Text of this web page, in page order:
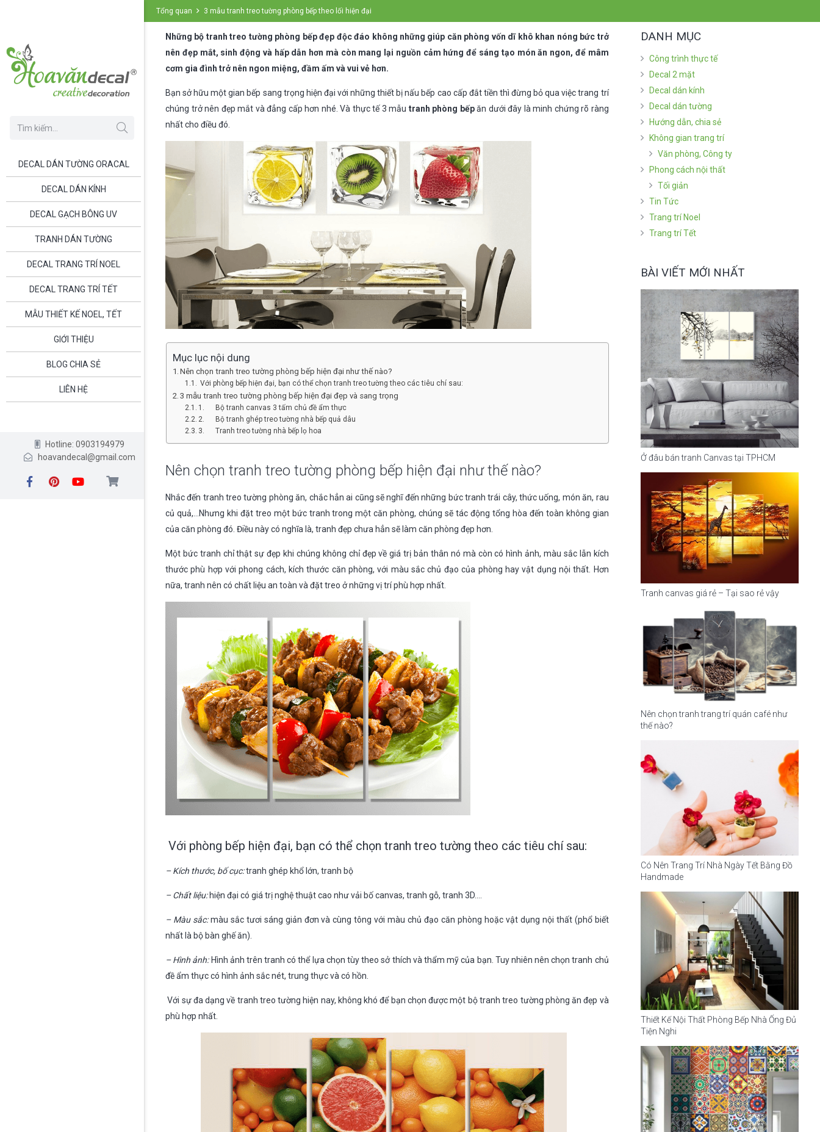
DECAL DÁN TƯỜNG ORACAL
DECAL DÁN KÍNH
DECAL GẠCH BÔNG UV
TRANH DÁN TƯỜNG
DECAL TRANG TRÍ NOEL
DECAL TRANG TRÍ TẾT
MẪU THIẾT KẾ NOEL, TẾT
GIỚI THIỆU
BLOG CHIA SẺ
LIÊN HỆ
Hotline: 0903194979
hoavandecal@gmail.com
Tổng quan 3 mẫu tranh treo tường phòng bếp theo lối hiện đại
Những bộ tranh treo tường phòng bếp đẹp độc đáo không những giúp căn phòng vốn dĩ khô khan nóng bức trở
nên đẹp mắt, sinh động và hấp dẫn hơn mà còn mang lại nguồn cảm hứng để sáng tạo món ăn ngon, để mâm
cơm gia đình trở nên ngon miệng, đầm ấm và vui vẻ hơn.
Bạn sở hữu một gian bếp sang trọng hiện đại với những thiết bị nấu bếp cao cấp đắt tiền thì đừng bỏ qua việc trang trí
chúng trở nên đẹp mắt và đẳng cấp hơn nhé. Và thực tế 3 mẫu tranh phòng bếpăn dưới đây là minh chứng rõ ràng
nhất cho điều đó.
Mục lục nội dung
Nên chọn tranh treo tường phòng bếp hiện đại như thế nào?
Với phòng bếp hiện đại, bạn có thể chọn tranh treo tường theo các tiêu chí sau:
3 mẫu tranh treo tường phòng bếp hiện đại đẹp và sang trọng
1. Bộ tranh canvas 3 tấm chủ đề ẩm thực
2. Bộ tranh ghép treo tường nhà bếp quả dâu
3. Tranh treo tường nhà bếp lọ hoa
Nên chọn tranh treo tường phòng bếp hiện đại như thế nào?
Nhắc đến tranh treo tường phòng ăn, chắc hẳn ai cũng sẽ nghĩ đến những bức tranh trái cây, thức uống, món ăn, rau
củ quả,…Nhưng khi đặt treo một bức tranh trong một căn phòng, chúng sẽ tác động tổng hòa đến toàn không gian
của căn phòng đó. Điều này có nghĩa là, tranh đẹp chưa hẳn sẽ làm căn phòng đẹp hơn.
Một bức tranh chỉ thật sự đẹp khi chúng không chỉ đẹp về giá trị bản thân nó mà còn có hình ảnh, màu sắc lẫn kích
thước phù hợp với phong cách, kích thước căn phòng, với màu sắc chủ đạo của phòng hay vật dụng nội thất. Hơn
nữa, tranh nên có chất liệu an toàn và đặt treo ở những vị trí phù hợp nhất.
Với phòng bếp hiện đại, bạn có thể chọn tranh treo tường theo các tiêu chí sau:
– Kích thước, bố cục:tranh ghép khổ lớn, tranh bộ
– Chất liệu: hiện đại có giá trị nghệ thuật cao như vải bố canvas, tranh gỗ, tranh 3D….
– Màu sắc:màu sắc tươi sáng giản đơn và cùng tông với màu chủ đạo căn phòng hoặc vật dụng nội thất (phổ biết
nhất là bộ bàn ghế ăn).
– Hình ảnh: Hình ảnh trên tranh có thể lựa chọn tùy theo sở thích và thẩm mỹ của bạn. Tuy nhiên nên chọn tranh chủ
đề ẩm thực có hình ảnh sắc nét, trung thực và có hồn.
Với sự đa dạng về tranh treo tường hiện nay, không khó để bạn chọn được một bộ tranh treo tường phòng ăn đẹp và
phù hợp nhất.
DANH MỤC
Công trình thực tế
Decal 2 mặt
Decal dán kính
Decal dán tường
Hướng dẫn, chia sẻ
Không gian trang trí
Văn phòng, Công ty
Phong cách nội thất
Tối giản
Tin Tức
Trang trí Noel
Trang trí Tết
BÀI VIẾT MỚI NHẤT
Ở đâu bán tranh Canvas tại TPHCM
Tranh canvas giá rẻ – Tại sao rẻ vậy
Nên chọn tranh trang trí quán café như
thế nào?
Có Nên Trang Trí Nhà Ngày Tết Bằng Đồ
Handmade
Thiết Kế Nội Thất Phòng Bếp Nhà Ống Đủ
Tiện Nghi